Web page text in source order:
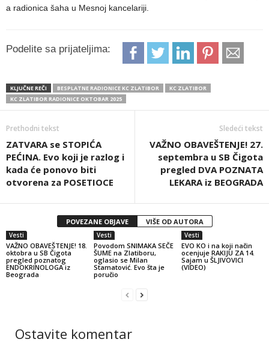
a radionica šaha u Mesnoj kancelariji.
Podelite sa prijateljima:
KLJUČNE REČI BESPLATNE RADIONICE KC ZLATIBOR
KC ZLATIBOR
KC ZLATIBOR RADIONICE OKTOBAR 2025
Prethodni tekst
ZATVARA se STOPIĆA
PEĆINA. Evo koji je razlog i
kada će ponovo biti
otvorena za POSETIOCE
Sledeći tekst
VAŽNO OBAVEŠTENJE! 27.
septembra u SB Čigota
pregled DVA POZNATA
LEKARA iz BEOGRADA
POVEZANE OBJAVE VIŠE OD AUTORA
Vesti
VAŽNO OBAVEŠTENJE! 18.
oktobra u SB Čigota
pregled poznatog
ENDOKRINOLOGA iz
Beograda
Vesti
Povodom SNIMAKA SEČE
ŠUME na Zlatiboru,
oglasio se Milan
Stamatović. Evo šta je
poručio
Vesti
EVO KO i na koji način
ocenjuje RAKIJU ZA 14.
Sajam u ŠLJIVOVICI
(VIDEO)
Ostavite komentar